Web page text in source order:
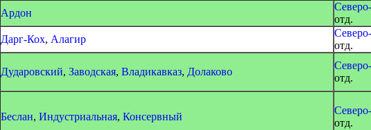
Ардон
отд.
Дарг-Кох, Алагир
отд.
Дударовский, Заводская, Владикавказ, Долаково
отд.
Беслан, Индустриальная, Консервный
отд.